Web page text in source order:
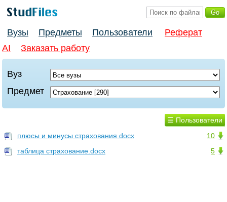
Вузы Предметы Пользователи
Реферат
AI
Заказать работу
Вуз
Предмет
☰ Пользователи
10
плюсы и минусы страхования.docx
5
таблица страхование.docx